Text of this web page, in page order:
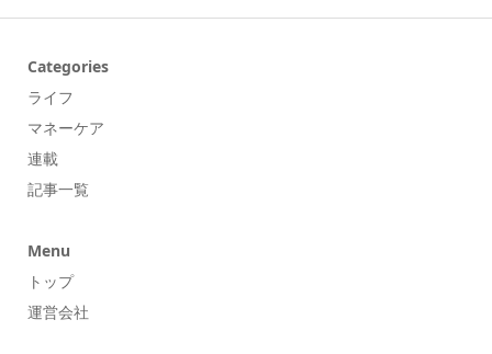
Categories
ライフ
マネーケア
連載
記事一覧
Menu
トップ
運営会社